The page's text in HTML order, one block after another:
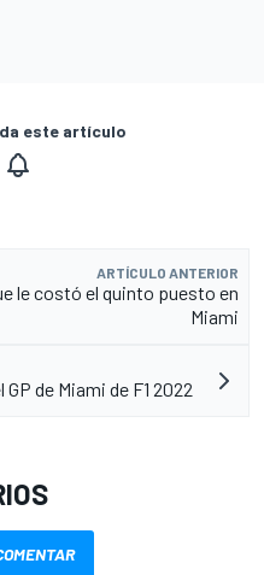
este artículo
ARTÍCULO ANTERIOR
le costó el quinto puesto en
Miami
de Miami de F1 2022